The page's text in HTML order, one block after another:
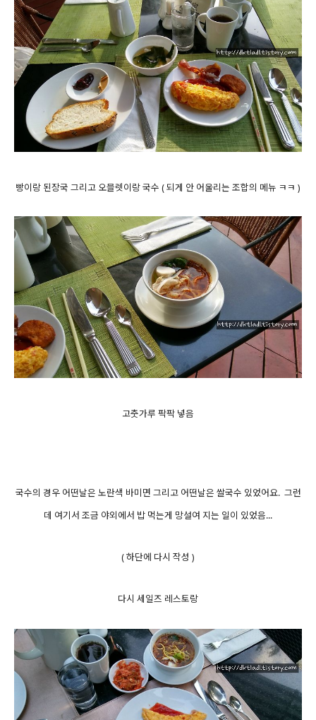
빵이랑 된장국 그리고 오믈렛이랑 국수 ( 되게 안 어울리는 조합의 메뉴 ㅋㅋ )
고춧가루 팍팍 넣음
국수의 경우 어떤날은 노란색 바미면 그리고 어떤날은 쌀국수 있었어요. 그런
데 여기서 조금 야외에서 밥 먹는게 망설여 지는 일이 있었음...
( 하단에 다시 작성 )
다시 세일즈 레스토랑